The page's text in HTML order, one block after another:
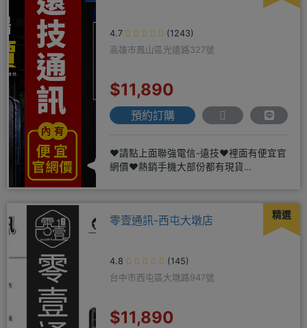
4.7
(1243)
高雄市鳳山區光遠路327號
$11,890
預約訂購
❤️請點上面聯強電信-遠技❤️裡面有便宜官
網價❤️熱銷手機大部份都有現貨
精選
零壹通訊-西屯大墩店
4.8
(145)
台中市西屯區大墩路947號
$11,890